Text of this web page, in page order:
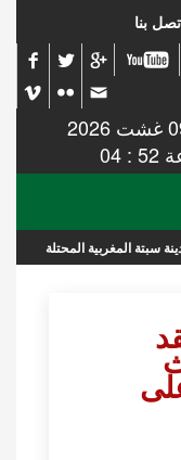
بنا
في 09 غشت 2026
04
المحتلة